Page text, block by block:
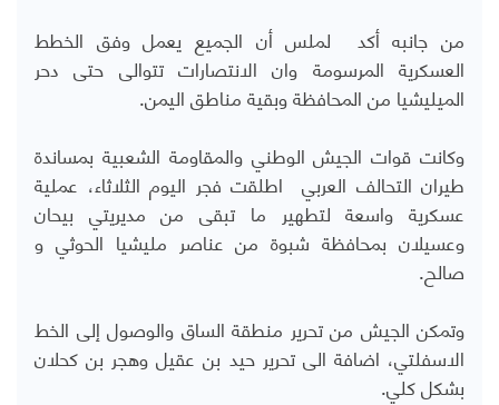
من جانبه أكد لملس أن الجميع يعمل وفق الخطط
العسكرية المرسومة وان الانتصارات تتوالى حتى دحر
الميليشيا من المحافظة وبقية مناطق اليمن.
وكانت قوات الجيش الوطني والمقاومة الشعبية بمساندة
طيران التحالف العربي اطلقت فجر اليوم الثلاثاء، عملية
عسكرية واسعة لتطهير ما تبقى من مديريتي بيحان
وعسيلان بمحافظة شبوة من عناصر مليشيا الحوثي و
صالح.
وتمكن الجيش من تحرير منطقة الساق والوصول إلى الخط
الاسفلتي، اضافة الى تحرير حيد بن عقيل وهجر بن كحلان
بشكل كلي.